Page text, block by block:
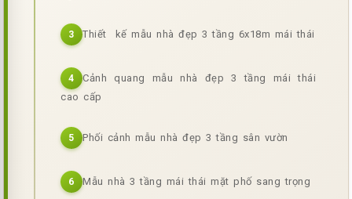
3 Thiết kế mẫu nhà đẹp 3 tầng 6x18m mái thái
4
Cảnh quang mẫu nhà đẹp 3 tầng mái thái
cao cấp
5 Phối cảnh mẫu nhà đẹp 3 tầng sân vườn
6 Mẫu nhà 3 tầng mái thái mặt phố sang trọng